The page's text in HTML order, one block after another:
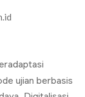
ujian berbasis